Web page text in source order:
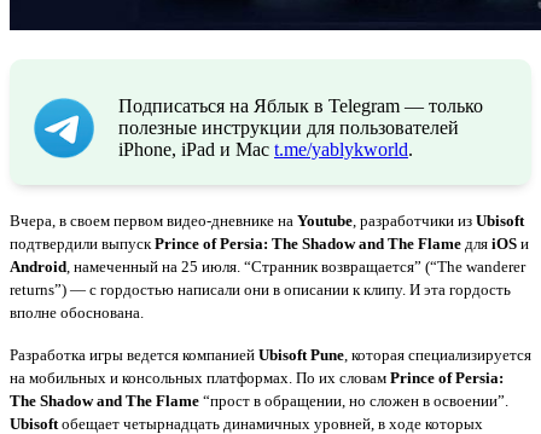
Подписаться на Яблык в Telegram — только
полезные инструкции для пользователей
iPhone, iPad и Mac t.me/yablykworld.
Вчера, в своем первом видео-дневнике на Youtube , разработчики из Ubisoft
подтвердили выпуск Prince of Persia: The Shadow and The Flame для iOS и
Android , намеченный на 25 июля. “Странник возвращается” (“The wanderer
returns”) — с гордостью написали они в описании к клипу. И эта гордость
вполне обоснована.
Разработка игры ведется компанией Ubisoft Pune , которая специализируется
на мобильных и консольных платформах. По их словам Prince of Persia:
The Shadow and The Flame “прост в обращении, но сложен в освоении”.
Ubisoft обещает четырнадцать динамичных уровней, в ходе которых